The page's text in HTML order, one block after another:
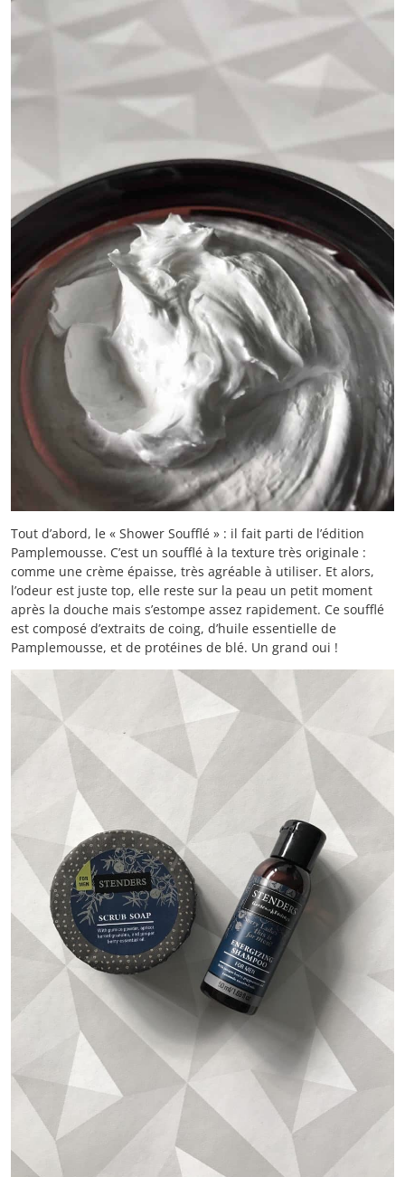
Tout d’abord, le « Shower Soufflé » : il fait parti de l’édition
Pamplemousse. C’est un soufflé à la texture très originale :
comme une crème épaisse, très agréable à utiliser. Et alors,
l’odeur est juste top, elle reste sur la peau un petit moment
après la douche mais s’estompe assez rapidement. Ce soufflé
est composé d’extraits de coing, d’huile essentielle de
Pamplemousse, et de protéines de blé. Un grand oui !